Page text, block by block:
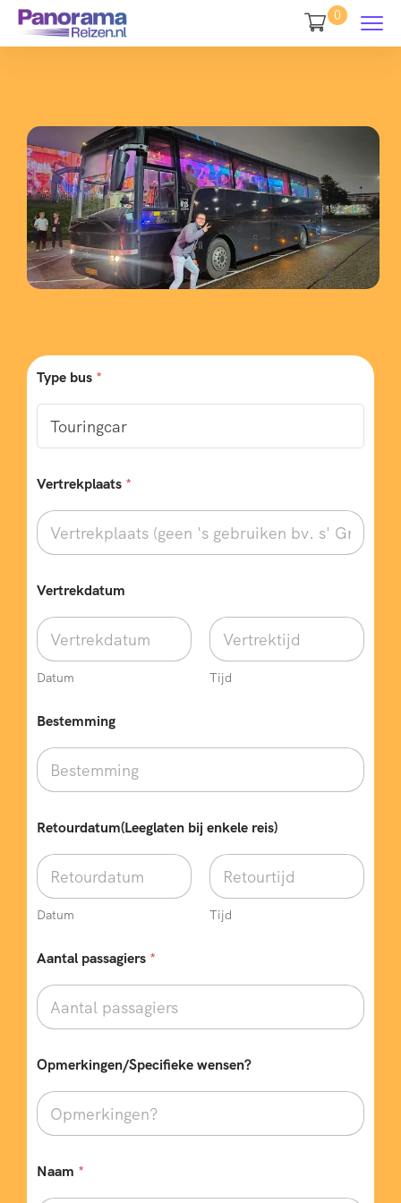
0
Type bus *
Vertrekplaats *
Vertrekdatum
Datum Tijd
Bestemming
e
o
u
d
t
u
m
(
L
g
a
t
e
p
Retourdatum(Leeglaten bij enkele reis)
Datum Tijd
Aantal passagiers *
Opmerkingen/Specifieke wensen?
Naam *